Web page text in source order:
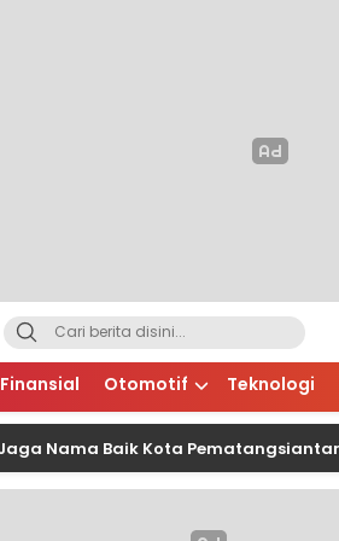
Finansial Otomotif Teknologi
Baik Kota Pematangsiantar